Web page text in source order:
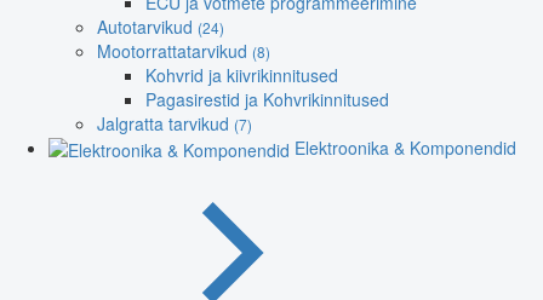
Autotarvikud (24)
Mootorrattatarvikud (8)
Kohvrid ja kiivrikinnitused
Pagasirestid ja Kohvrikinnitused
Jalgratta tarvikud (7)
Elektroonika & Komponendid